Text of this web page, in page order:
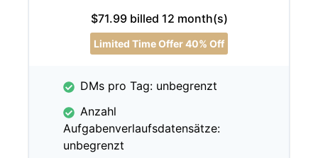
$71.99 billed 12 month(s)
Limited Time Offer 40% Off
DMs pro Tag: unbegrenzt
Anzahl
Aufgabenverlaufsdatensätze:
unbegrenzt